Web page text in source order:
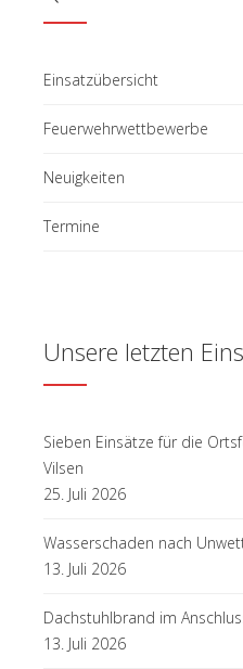
Einsatzübersicht
Feuerwehrwettbewerbe
Neuigkeiten
Termine
Unsere letzten
Sieben Einsätze für die
Vilsen
25. Juli 2026
Wasserschaden nach
13. Juli 2026
Dachstuhlbrand im
13. Juli 2026